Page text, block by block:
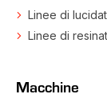
Linee di
Linee di
Macchine